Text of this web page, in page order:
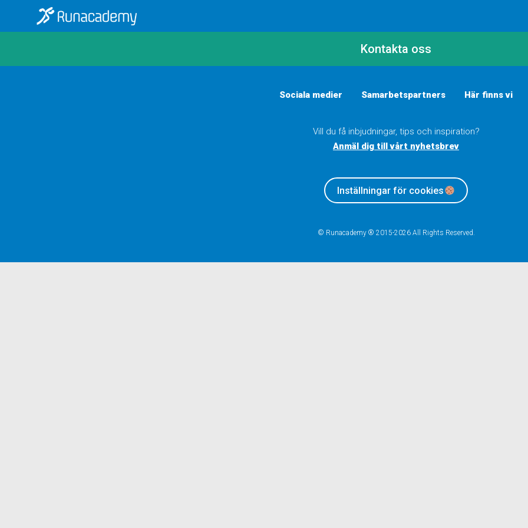
Kontakta oss
Sociala medier Samarbetspartners Här finns vi
Vill du få inbjudningar, tips och inspiration?
Anmäl dig till vårt nyhetsbrev
Inställningar för cookies
© Runacademy ® 2015-2026 All Rights Reserved.